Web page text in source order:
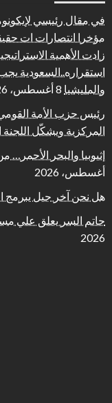
في مقال رئيسي
مؤخرا انتصارات ات
زادت الأهمية
استقراره..السعودية
والمليشيا 8 أغسطس، 2026
رئيس حزب الأمة القومي
المركزية ويشكّل اللجنة
إثيوبيا والبحر
أغسطس، 2026
هل نحن آخر جيل يبرمج
حاتم السر يعلق علي
2026